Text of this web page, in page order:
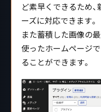
ど素早くできるため
ーズに対応できます。
また蓄積した画像の
使ったホームページ
ることができます。